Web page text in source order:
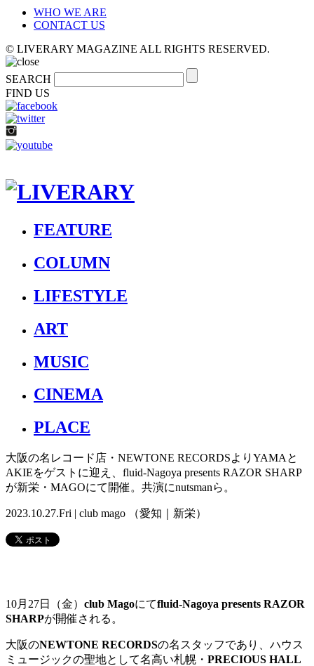
WHO WE ARE
CONTACT US
© LIVERARY MAGAZINE ALL RIGHTS RESERVED.
SEARCH
FIND US
FEATURE
COLUMN
LIFESTYLE
ART
MUSIC
CINEMA
PLACE
大阪の名レコード店・NEWTONE RECORDSよりYAMAと
AKIEをゲストに迎え、fluid-Nagoya presents RAZOR SHARP
が新栄・MAGOにて開催。共演にnutsmanら。
2023.10.27.Fri | club mago （愛知｜新栄）
10月27日（金） club Magoにてfluid-Nagoya presents RAZOR
SHARPが開催される。
大阪のNEWTONE RECORDSの名スタッフであり、ハウス
ミュージックの聖地として名高い札幌・ PRECIOUS HALL